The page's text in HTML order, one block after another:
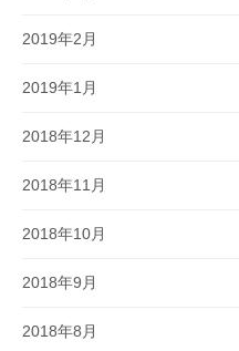
2019年2月
2019年1月
2018年12月
2018年11月
2018年10月
2018年9月
2018年8月